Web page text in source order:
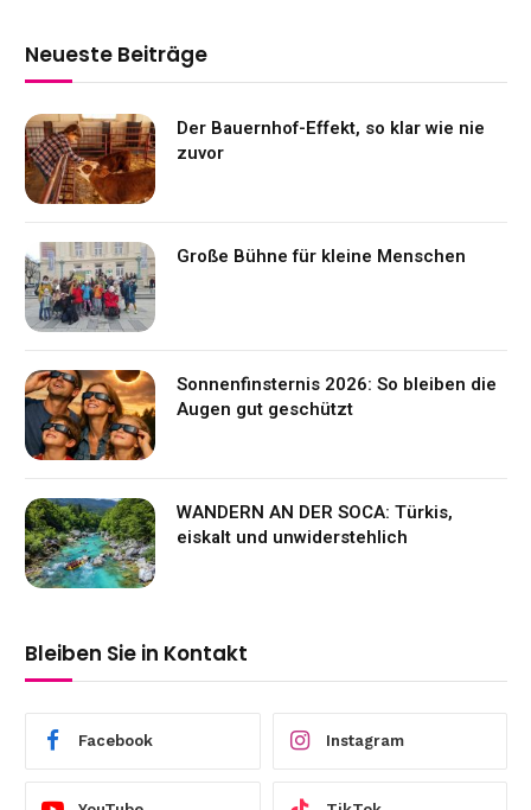
Neueste Beiträge
Der Bauernhof-Effekt, so klar wie nie
zuvor
Große Bühne für kleine Menschen
Sonnenfinsternis 2026: So bleiben die
Augen gut geschützt
WANDERN AN DER SOCA: Türkis,
eiskalt und unwiderstehlich
Bleiben Sie in Kontakt
Facebook Instagram